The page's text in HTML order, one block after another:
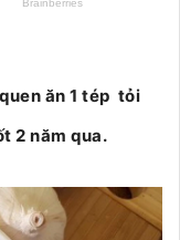
ăn 1 tép tỏi
2 năm qua.